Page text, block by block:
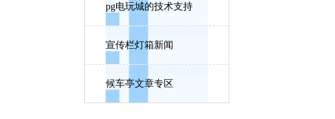
pg电玩城的技术支持
宣传栏灯箱新闻
候车亭文章专区